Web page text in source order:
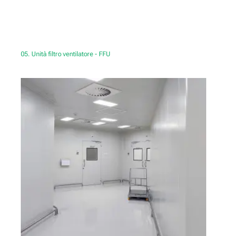
05. Unità filtro ventilatore - FFU